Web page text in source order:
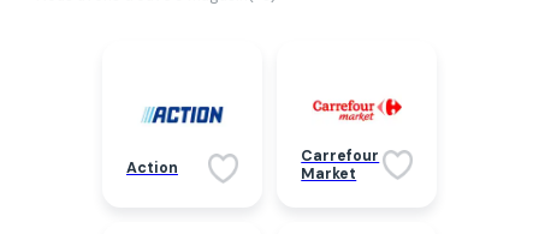
Action
Carrefour
Market